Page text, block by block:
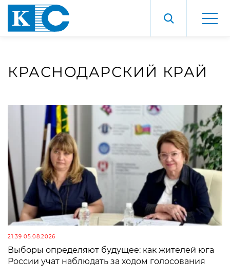
КРАСНОДАРСКИЙ КРАЙ
21:39 05.08.2026
Выборы определяют будущее: как жителей юга
России учат наблюдать за ходом голосования